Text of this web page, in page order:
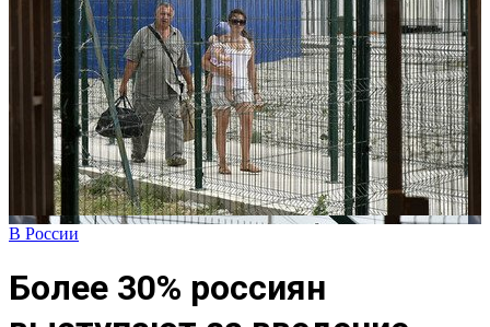
В России
Более 30% россиян